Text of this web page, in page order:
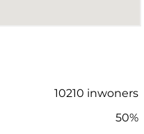
10210 inwoners
50%